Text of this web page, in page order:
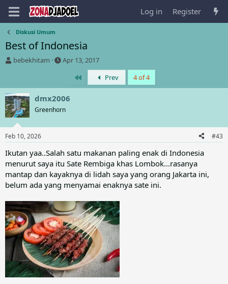
Log in Register
Diskusi Umum
Best of Indonesia
T
e
a
d
s
t
a
r
t
e
r
bebekhitam
S
r
t
a
Apr 13, 2017
Prev 4 of 4
dmx2006
Greenhorn
Feb 10, 2026 #43
Ikutan yaa..Salah satu makanan paling enak di Indonesia
menurut saya itu Sate Rembiga khas Lombok...rasanya
mantap dan kayaknya di lidah saya yang orang Jakarta ini,
belum ada yang menyamai enaknya sate ini.